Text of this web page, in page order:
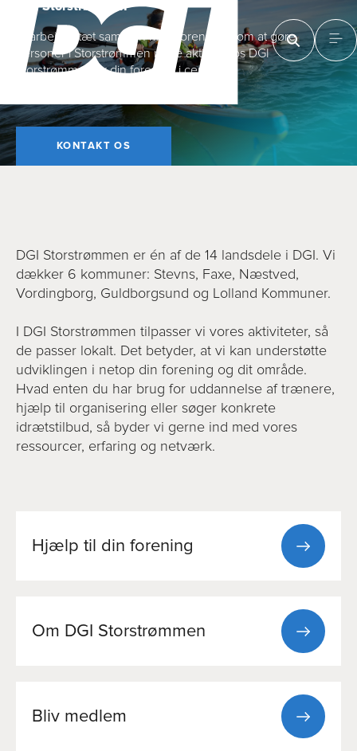
DGI Storstrøm­men
Vi arbejder tæt sammen med foreninger om at gøre
personer i Storstrømmen mere aktive. Hos DGI
Storstrømmen er din forening i centrum
KONTAKT OS
DGI Storstrømmen er én af de 14 landsdele i DGI. Vi
dækker 6 kommuner: Stevns, Faxe, Næstved,
Vordingborg, Guldborgsund og Lolland Kommuner.
I DGI Storstrømmen tilpasser vi vores aktiviteter, så
de passer lokalt. Det betyder, at vi kan understøtte
udviklingen i netop din forening og dit område.
Hvad enten du har brug for uddannelse af trænere,
hjælp til organisering eller søger konkrete
idrætstilbud, så byder vi gerne ind med vores
ressourcer, erfaring og netværk.
Hjælp til din forening
Om DGI Storstrømmen
Bliv medlem